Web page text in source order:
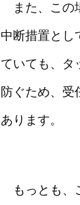
また、この
中断措置とし
ていても、タ
防ぐため、
あります。
もっとも、